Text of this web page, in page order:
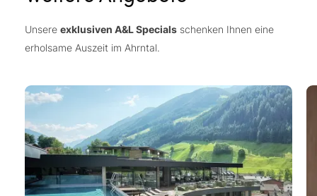
Unsere exklusiven A&L Specials schenken Ihnen eine
erholsame Auszeit im Ahrntal.